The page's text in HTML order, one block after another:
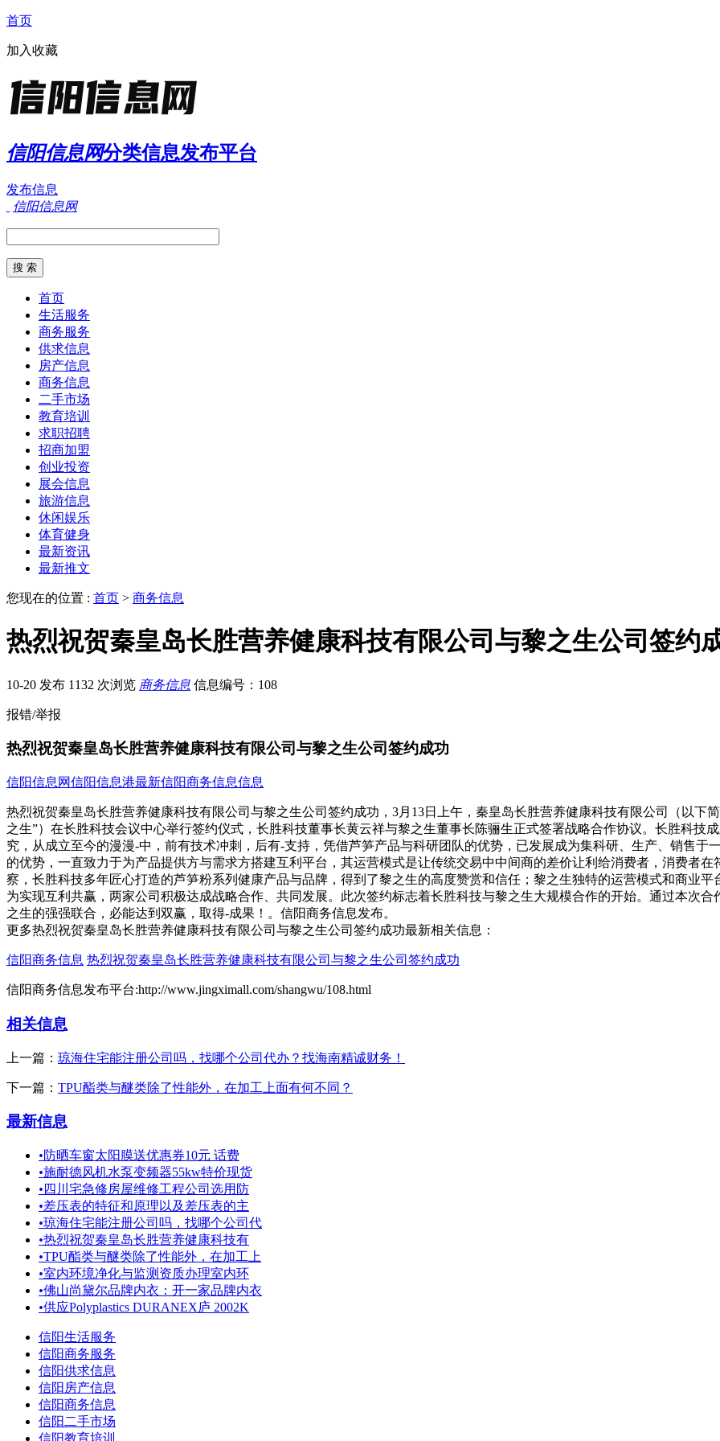
首页
加入收藏
信阳信息网分类信息发布平台
发布信息
信阳信息网
首页
生活服务
商务服务
供求信息
房产信息
商务信息
二手市场
教育培训
求职招聘
招商加盟
创业投资
展会信息
旅游信息
休闲娱乐
体育健身
最新资讯
最新推文
您现在的位置 : 首页 > 商务信息
热烈祝贺秦皇岛长胜营养健康科技有限公司与黎之生公司签约
10-20 发布 1132 次浏览 商务信息 信息编号：108
报错/举报
热烈祝贺秦皇岛长胜营养健康科技有限公司与黎之生公司签约成功
信阳信息网信阳信息港最新信阳商务信息信息
热烈祝贺秦皇岛长胜营养健康科技有限公司与黎之生公司签约成功，3月13日上午，秦皇岛长胜营养健康科技有限公司（以下
之生”）在长胜科技会议中心举行签约仪式，长胜科技董事长黄云祥与黎之生董事长陈骊生正式签署战略合作协议。长胜科技
究，从成立至今的漫漫-中，前有技术冲刺，后有-支持，凭借芦笋产品与科研团队的优势，已发展成为集科研、生产、销售
的优势，一直致力于为产品提供方与需求方搭建互利平台，其运营模式是让传统交易中中间商的差价让利给消费者，消费者
察，长胜科技多年匠心打造的芦笋粉系列健康产品与品牌，得到了黎之生的高度赞赏和信任；黎之生独特的运营模式和商业
为实现互利共赢，两家公司积极达成战略合作、共同发展。此次签约标志着长胜科技与黎之生大规模合作的开始。通过本次
之生的强强联合，必能达到双赢，取得-成果！。信阳商务信息发布。
更多热烈祝贺秦皇岛长胜营养健康科技有限公司与黎之生公司签约成功最新相关信息：
信阳商务信息 热烈祝贺秦皇岛长胜营养健康科技有限公司与黎之生公司签约成功
信阳商务信息发布平台:http://www.jingximall.com/shangwu/108.html
相关信息
上一篇： 琼海住宅能注册公司吗，找哪个公司代办？找海南精诚财务！
下一篇： TPU酯类与醚类除了性能外，在加工上面有何不同？
最新信息
•防晒车窗太阳膜送优惠券10元 话费
•施耐德风机水泵变频器55kw特价现货
• 四川宅急修房屋维修工程公司选用防
•差压表的特征和原理以及差压表的主
•琼海住宅能注册公司吗，找哪个公司代
•热烈祝贺秦皇岛长胜营养健康科技有
•TPU酯类与醚类除了性能外，在加工上
•室内环境净化与监测资质办理室内环
•佛山尚黛尔品牌内衣：开一家品牌内衣
•供应Polyplastics DURANEX庐 2002K
信阳生活服务
信阳商务服务
信阳供求信息
信阳房产信息
信阳商务信息
信阳二手市场
信阳教育培训